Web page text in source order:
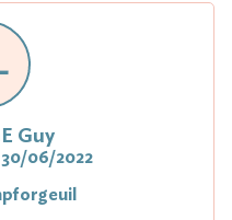
Guy
30/06/2022